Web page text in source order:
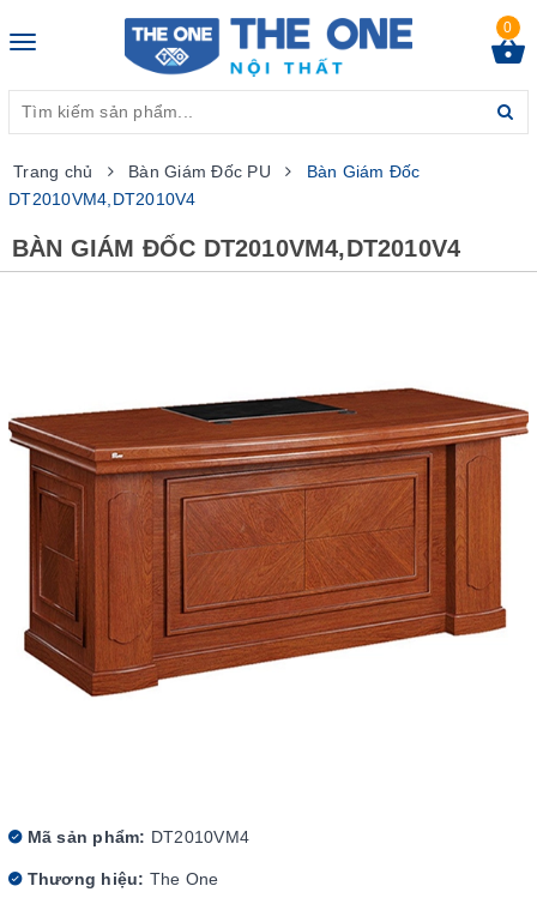
Toggle
0
Trang chủ Bàn Giám Đốc PU
Bàn Giám Đốc
DT2010VM4,DT2010V4
BÀN GIÁM ĐỐC DT2010VM4,DT2010V4
Mã sản phẩm: DT2010VM4
Thương hiệu: The One